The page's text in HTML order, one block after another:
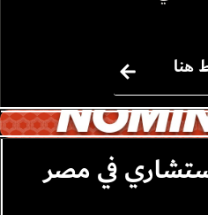
هنا
في مصر